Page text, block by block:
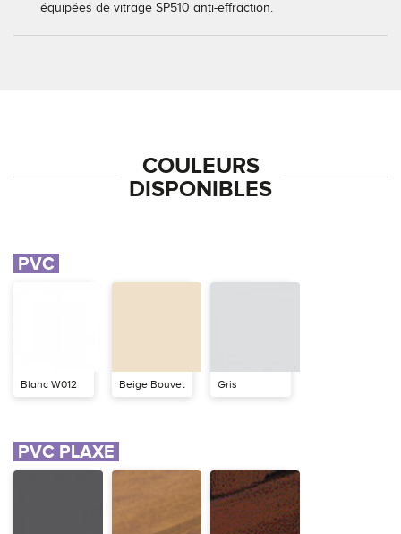
équipées de vitrage SP510 anti-effraction.
COULEURS
DISPONIBLES
PVC
Blanc W012 Beige Bouvet Gris
PVC PLAXE